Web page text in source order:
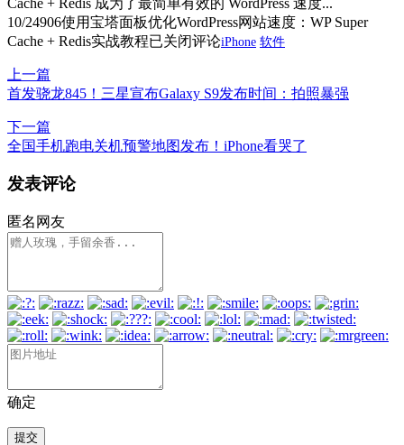
10/24906使用宝塔面板优化WordPress网站速度：WP Super
Cache + Redis实战教程已关闭评论iPhone 软件
上一篇
首发骁龙845！三星宣布Galaxy S9发布时间：拍照暴强
下一篇
全国手机跑电关机预警地图发布！iPhone看哭了
发表评论
匿名网友
确定
提交